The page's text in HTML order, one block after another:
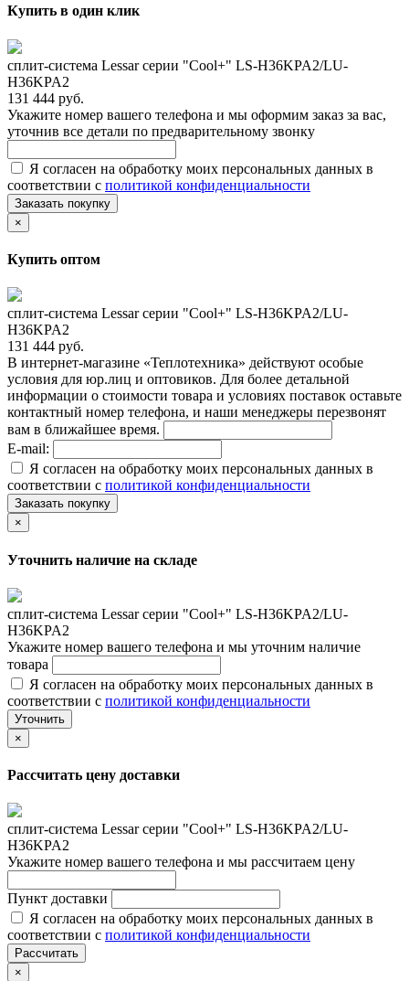
Купить в один клик
сплит-система Lessar серии "Cool+" LS-H36KPA2/LU-
H36KPA2
131 444 руб.
Укажите номер вашего телефона и мы оформим заказ за вас,
уточнив все детали по предварительному звонку
Я согласен на обработку моих персональных данных в
соответствии с политикой конфиденциальности
Заказать покупку
×
Купить оптом
сплит-система Lessar серии "Cool+" LS-H36KPA2/LU-
H36KPA2
131 444 руб.
В интернет-магазине «Теплотехника» действуют особые
условия для юр.лиц и оптовиков. Для более детальной
информации о стоимости товара и условиях поставок оставьте
контактный номер телефона, и наши менеджеры перезвонят
вам в ближайшее время.
E-mail:
Я согласен на обработку моих персональных данных в
соответствии с политикой конфиденциальности
Заказать покупку
×
Уточнить наличие на складе
сплит-система Lessar серии "Cool+" LS-H36KPA2/LU-
H36KPA2
Укажите номер вашего телефона и мы уточним наличие
товара
Я согласен на обработку моих персональных данных в
соответствии с политикой конфиденциальности
Уточнить
×
Рассчитать цену доставки
сплит-система Lessar серии "Cool+" LS-H36KPA2/LU-
H36KPA2
Укажите номер вашего телефона и мы рассчитаем цену
Пункт доставки
Я согласен на обработку моих персональных данных в
соответствии с политикой конфиденциальности
Рассчитать
×